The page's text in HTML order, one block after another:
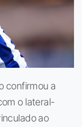
confirmou a
o lateral-
ao